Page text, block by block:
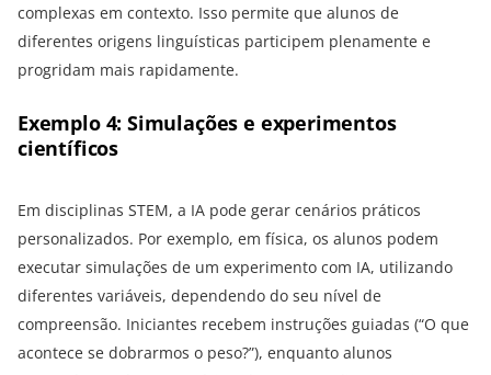
complexas em contexto. Isso permite que alunos de
diferentes origens linguísticas participem plenamente e
progridam mais rapidamente.
Exemplo 4: Simulações e experimentos
científicos
Em disciplinas STEM, a IA pode gerar cenários práticos
personalizados. Por exemplo, em física, os alunos podem
executar simulações de um experimento com IA, utilizando
diferentes variáveis, dependendo do seu nível de
compreensão. Iniciantes recebem instruções guiadas (“O que
acontece se dobrarmos o peso?”), enquanto alunos